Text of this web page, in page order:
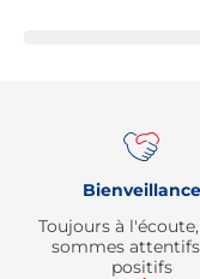
Bienveillance
Toujours à
sommes
positifs